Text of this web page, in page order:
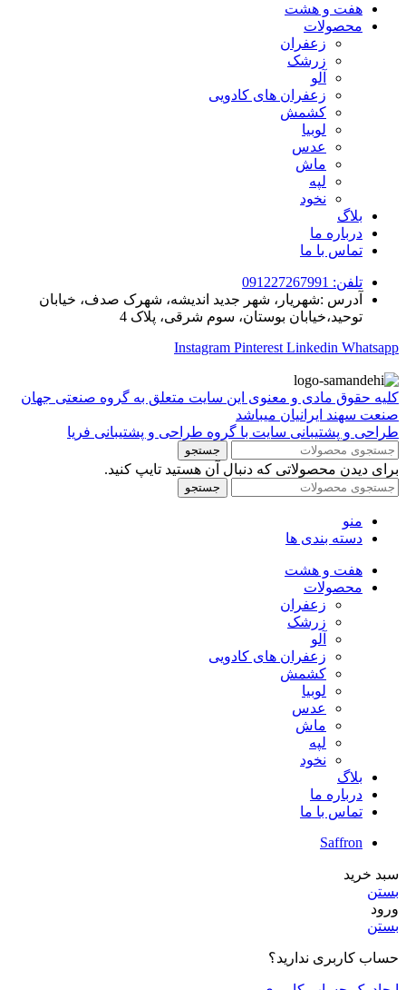
هفت و هشت
محصولات
زعفران
زرشک
آلو
زعفران های کادویی
کشمش
لوبیا
عدس
ماش
لپه
نخود
بلاگ
درباره ما
تماس با ما
تلفن: 091227267991
آدرس :شهریار، شهر جدید اندیشه، شهرک صدف، خیابان
توحید،خیابان بوستان، سوم شرقی، پلاک 4
Instagram Pinterest Linkedin Whatsapp
کلیه حقوق مادی و معنوی این سایت متعلق به گروه صنعتی جهان
صنعت سهند ایرانیان میباشد
طراحی و پشتیبانی سایت با گروه طراحی و پشتیبانی فریا
جستجو
برای دیدن محصولاتی که دنبال آن هستید تایپ کنید.
جستجو
منو
دسته بندی ها
هفت و هشت
محصولات
زعفران
زرشک
آلو
زعفران های کادویی
کشمش
لوبیا
عدس
ماش
لپه
نخود
بلاگ
درباره ما
تماس با ما
Saffron
سبد خرید
بستن
ورود
بستن
حساب کاربری ندارید؟